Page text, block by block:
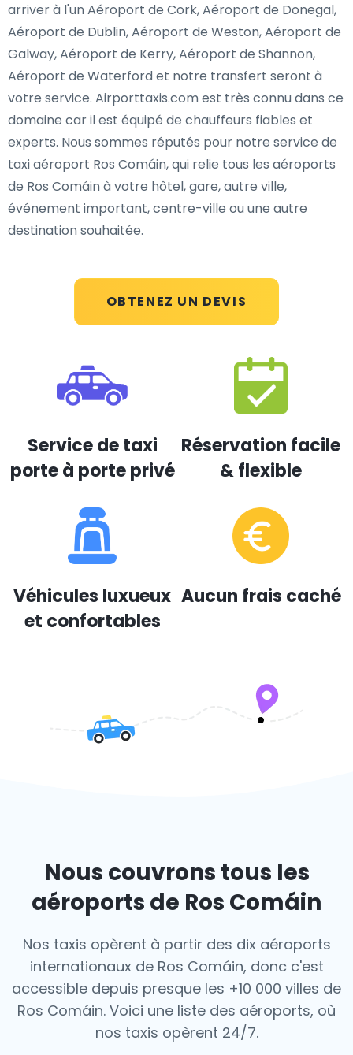
OBTENEZ UN DEVIS
arriver à l'un Aéroport de Cork, Aéroport de Donegal,
Aéroport de Dublin, Aéroport de Weston, Aéroport de
Galway, Aéroport de Kerry, Aéroport de Shannon,
Aéroport de Waterford et notre transfert seront à
votre service. Airporttaxis.com est très connu dans ce
domaine car il est équipé de chauffeurs fiables et
experts. Nous sommes réputés pour notre service de
taxi aéroport Ros Comáin, qui relie tous les aéroports
de Ros Comáin à votre hôtel, gare, autre ville,
événement important, centre-ville ou une autre
destination souhaitée.
Service de taxi
porte à porte privé
Réservation facile
& flexible
Véhicules luxueux
et confortables
Aucun frais caché
Nous couvrons tous les
aéroports de Ros Comáin
Nos taxis opèrent à partir des dix aéroports
internationaux de Ros Comáin, donc c'est
accessible depuis presque les +10 000 villes de
Ros Comáin. Voici une liste des aéroports, où
nos taxis opèrent 24/7.